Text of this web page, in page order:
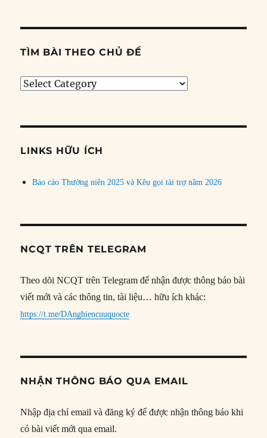
TÌM BÀI THEO CHỦ ĐỀ
Tìm
đề
LINKS HỮU ÍCH
Báo cáo Thường niên 2025 và Kêu gọi tài trợ năm 2026
NCQT TRÊN TELEGRAM
Theo dõi NCQT trên Telegram để nhận được thông báo bài
viết mới và các thông tin, tài liệu… hữu ích khác:
https://t.me/DAnghiencuuquocte
NHẬN THÔNG BÁO QUA EMAIL
Nhập địa chỉ email và đăng ký để được nhận thông báo khi
có bài viết mới qua email.